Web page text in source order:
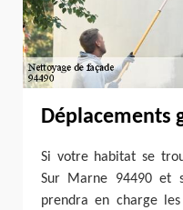
Déplacements
Si votre habitat se
Sur Marne 94490 et
prendra en charge